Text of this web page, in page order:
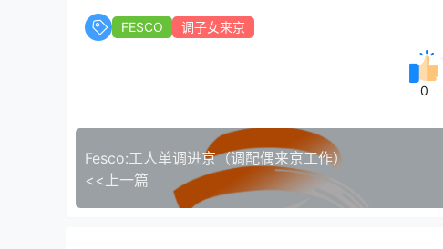
FESCO 调子女来京
0
Fesco:工人单调进京（调配偶来京工作）
<<上一篇